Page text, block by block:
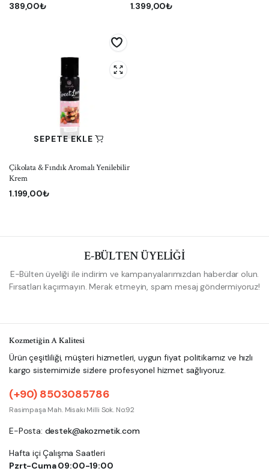
389,00₺
1.399,00₺
SEPETE EKLE
Çikolata & Fındık Aromalı Yenilebilir
Krem
1.199,00₺
E-BÜLTEN ÜYELİĞİ
E-Bülten üyeliği ile indirim ve kampanyalarımızdan haberdar olun.
Fırsatları kaçırmayın. Merak etmeyin, spam mesaj göndermiyoruz!
Kozmetiğin A Kalitesi
Ürün çeşitliliği, müşteri hizmetleri, uygun fiyat politikamız ve hızlı
kargo sistemimizle sizlere profesyonel hizmet sağlıyoruz.
(+90) 8503085786
Rasimpaşa Mah. Misakı Milli Sok. No:92
E-Posta: destek@akozmetik.com
Hafta içi Çalışma Saatleri
Pzrt-Cuma 09:00-19:00